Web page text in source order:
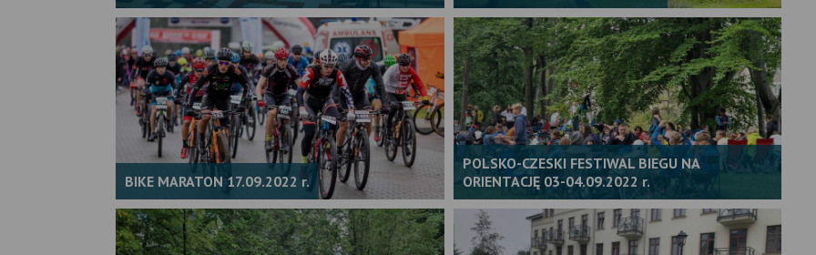
BIKE MARATON 17.09.2022 r.
POLSKO-CZESKI FESTIWAL BIEGU NA
ORIENTACJĘ 03-04.09.2022 r.